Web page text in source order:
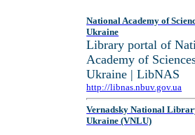
National Academy of
Ukraine
Library portal of
Academy of
Ukraine | LibNAS
http://libnas.nbuv.gov.ua
Vernadsky National
Ukraine (VNLU)